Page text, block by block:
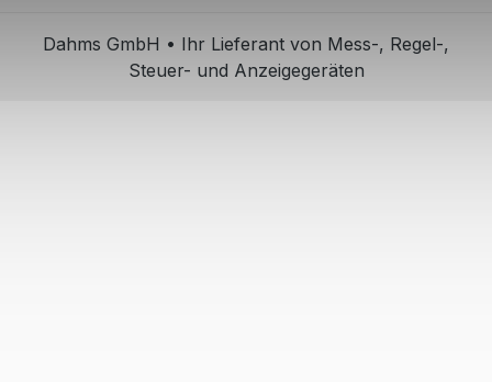
Dahms GmbH • Ihr Lieferant von Mess-, Regel-,
Steuer- und Anzeigegeräten